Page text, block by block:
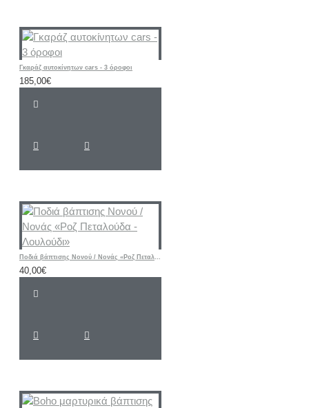
Γκαράζ αυτοκίνητων cars - 3 όροφοι
185,00€
Ποδιά βάπτισης Νονού / Νονάς «Ροζ Πεταλούδα - Λουλούδι»
40,00€